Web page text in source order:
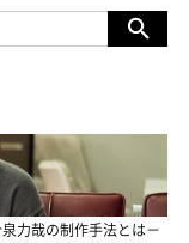
力哉の制作手法とは－